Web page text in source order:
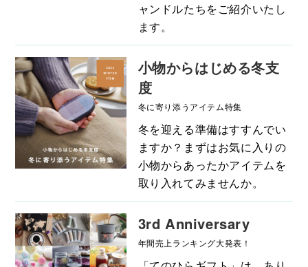
ャンドルたちをご紹介いたし
ます。
小物からはじめる冬支
度
冬に寄り添うアイテム特集
冬を迎える準備はすすんでい
ますか？まずはお気に入りの
小物からあったかアイテムを
取り入れてみませんか。
3rd Anniversary
年間売上ランキング大発表！